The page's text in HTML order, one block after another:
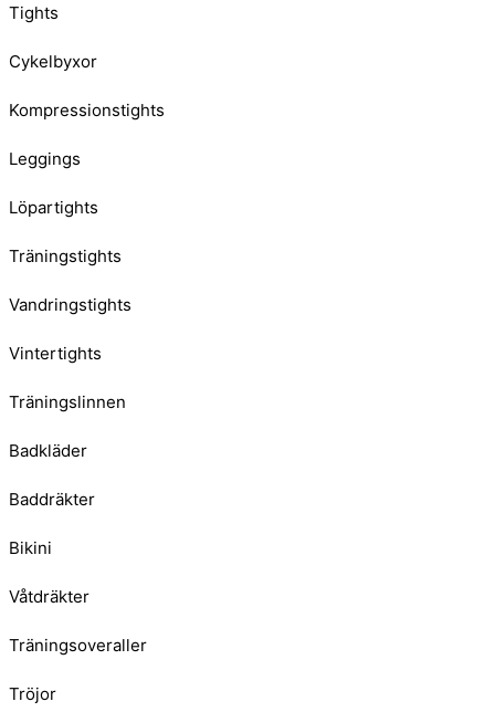
Tights
Cykelbyxor
Kompressionstights
Leggings
Löpartights
Träningstights
Vandringstights
Vintertights
Träningslinnen
Badkläder
Baddräkter
Bikini
Våtdräkter
Träningsoveraller
Tröjor